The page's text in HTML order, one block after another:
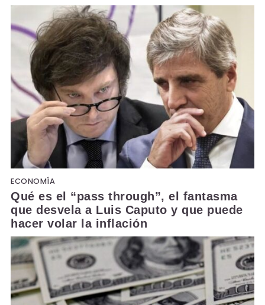
ECONOMÍA
Qué es el “pass through”, el fantasma
que desvela a Luis Caputo y que puede
hacer volar la inflación